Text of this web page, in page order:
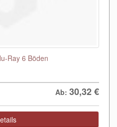
Ray 6 Böden
Ab: 30,32€